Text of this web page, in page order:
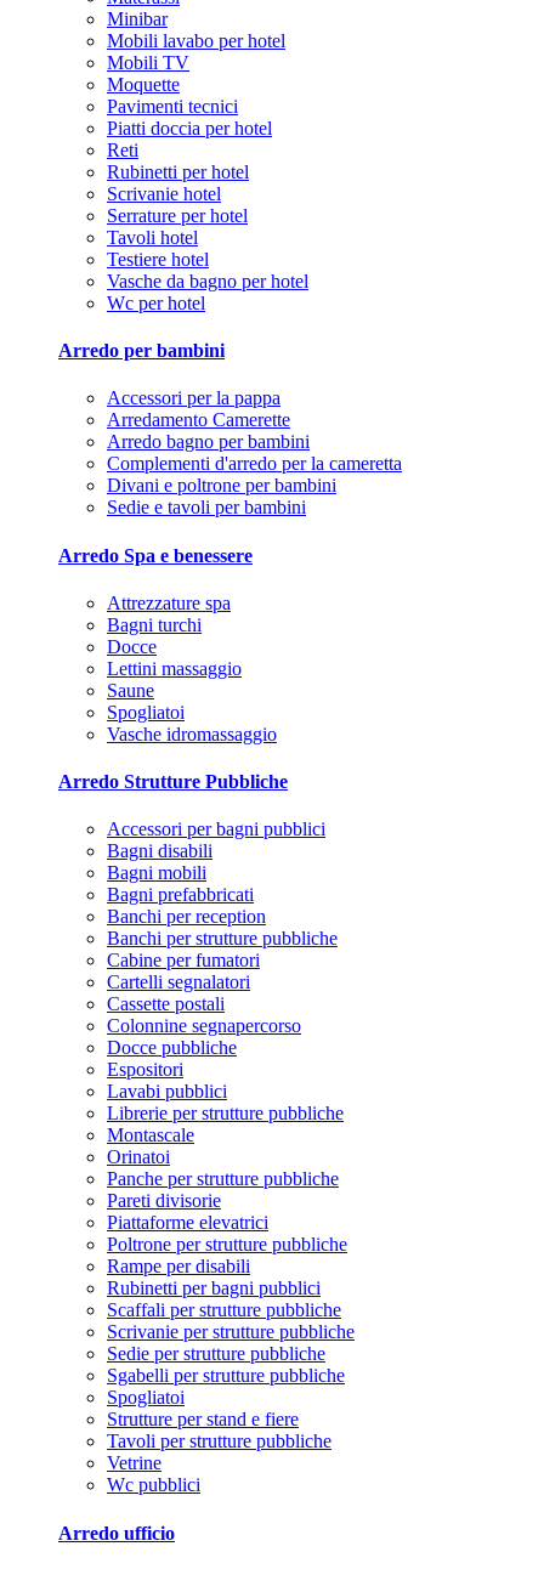
Minibar
Mobili lavabo per hotel
Mobili TV
Moquette
Pavimenti tecnici
Piatti doccia per hotel
Reti
Rubinetti per hotel
Scrivanie hotel
Serrature per hotel
Tavoli hotel
Testiere hotel
Vasche da bagno per hotel
Wc per hotel
Arredo per bambini
Accessori per la pappa
Arredamento Camerette
Arredo bagno per bambini
Complementi d'arredo per la cameretta
Divani e poltrone per bambini
Sedie e tavoli per bambini
Arredo Spa e benessere
Attrezzature spa
Bagni turchi
Docce
Lettini massaggio
Saune
Spogliatoi
Vasche idromassaggio
Arredo Strutture Pubbliche
Accessori per bagni pubblici
Bagni disabili
Bagni mobili
Bagni prefabbricati
Banchi per reception
Banchi per strutture pubbliche
Cabine per fumatori
Cartelli segnalatori
Cassette postali
Colonnine segnapercorso
Docce pubbliche
Espositori
Lavabi pubblici
Librerie per strutture pubbliche
Montascale
Orinatoi
Panche per strutture pubbliche
Pareti divisorie
Piattaforme elevatrici
Poltrone per strutture pubbliche
Rampe per disabili
Rubinetti per bagni pubblici
Scaffali per strutture pubbliche
Scrivanie per strutture pubbliche
Sedie per strutture pubbliche
Sgabelli per strutture pubbliche
Spogliatoi
Strutture per stand e fiere
Tavoli per strutture pubbliche
Vetrine
Wc pubblici
Arredo ufficio